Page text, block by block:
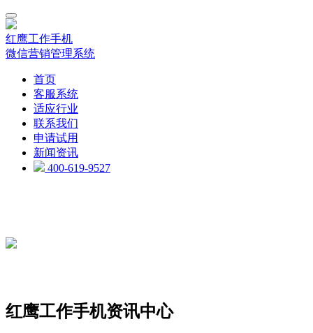
红鹰工作手机
微信营销管理系统
首页
客服系统
适应行业
联系我们
申请试用
新闻资讯
400-619-9527
红鹰工作手机资讯中心